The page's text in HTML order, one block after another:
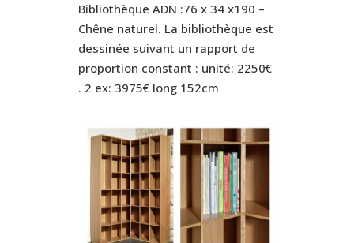
Bibliothèque ADN :76 x 34 x190 –
Chêne naturel. La bibliothèque est
dessinée suivant un rapport de
proportion constant : unité: 2250€
. 2 ex: 3975€ long 152cm